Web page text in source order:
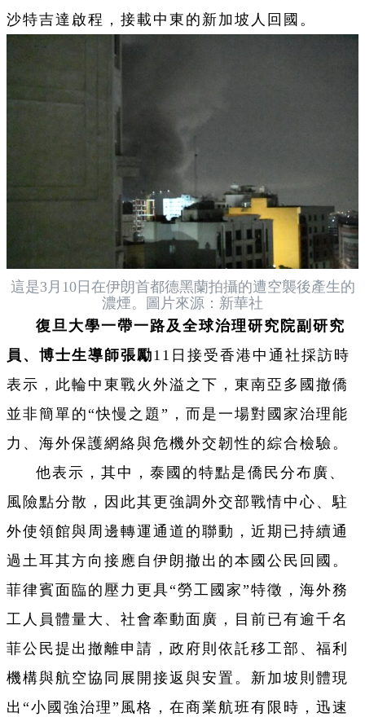
沙特吉達啟程，接載中東的新加坡人回國。
這是3月10日在伊朗首都德黑蘭拍攝的遭空襲後產生的
濃煙。圖片來源：新華社
復旦大學一帶一路及全球治理研究院副研究
員、博士生導師張勵11日接受香港中通社採訪時
表示，此輪中東戰火外溢之下，東南亞多國撤僑
並非簡單的“快慢之題”，而是一場對國家治理能
力、海外保護網絡與危機外交韌性的綜合檢驗。
他表示，其中，泰國的特點是僑民分布廣、
風險點分散，因此其更強調外交部戰情中心、駐
外使領館與周邊轉運通道的聯動，近期已持續通
過土耳其方向接應自伊朗撤出的本國公民回國。
菲律賓面臨的壓力更具“勞工國家”特徵，海外務
工人員體量大、社會牽動面廣，目前已有逾千名
菲公民提出撤離申請，政府則依託移工部、福利
機構與航空協同展開接返與安置。新加坡則體現
出“小國強治理”風格，在商業航班有限時，迅速